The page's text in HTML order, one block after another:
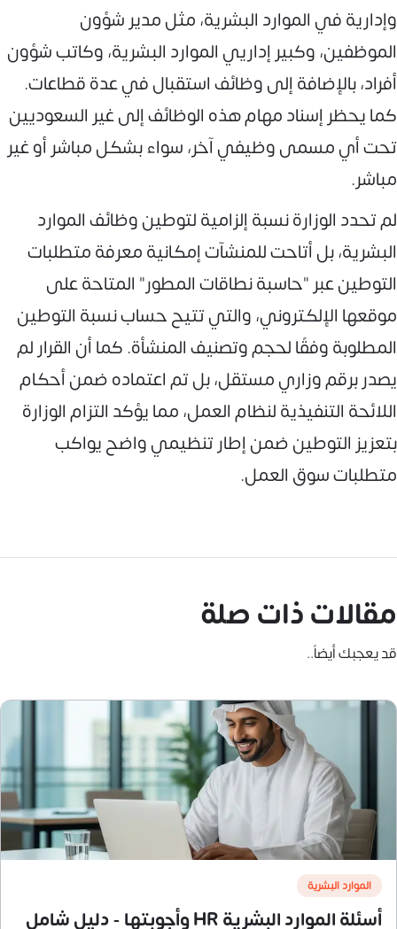
وإدارية في الموارد البشرية، مثل مدير شؤون
الموظفين، وكبير إداريي الموارد البشرية، وكاتب شؤون
أفراد، بالإضافة إلى وظائف استقبال في عدة قطاعات.
كما يحظر إسناد مهام هذه الوظائف إلى غير السعوديين
تحت أي مسمى وظيفي آخر، سواء بشكل مباشر أو غير
مباشر.
لم تحدد الوزارة نسبة إلزامية لتوطين وظائف الموارد
البشرية، بل أتاحت للمنشآت إمكانية معرفة متطلبات
التوطين عبر "حاسبة نطاقات المطور" المتاحة على
موقعها الإلكتروني، والتي تتيح حساب نسبة التوطين
المطلوبة وفقًا لحجم وتصنيف المنشأة. كما أن القرار لم
يصدر برقم وزاري مستقل، بل تم اعتماده ضمن أحكام
اللائحة التنفيذية لنظام العمل، مما يؤكد التزام الوزارة
بتعزيز التوطين ضمن إطار تنظيمي واضح يواكب
متطلبات سوق العمل.
مقالات ذات صلة
قد يعجبك أيضاً..
الموارد البشرية
أسئلة الموارد البشرية HR وأجوبتها - دليل شامل